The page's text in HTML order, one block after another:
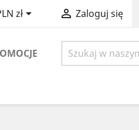
zł  Zaloguj się